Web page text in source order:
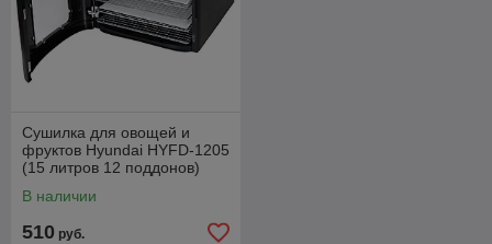
Сушилка для овощей и
фруктов Hyundai HYFD-1205
(15 литров 12 поддонов)
В наличии
510 руб.